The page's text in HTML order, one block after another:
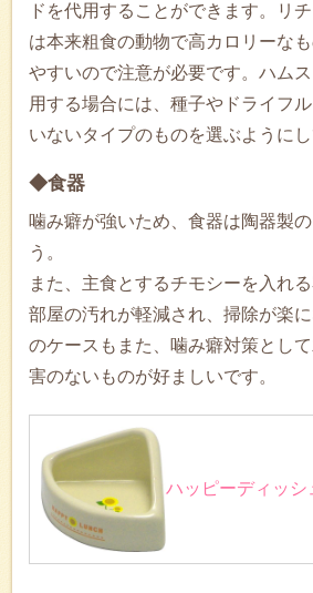
ドを代用することができます。リ
は本来粗食の動物で高カロリーな
やすいので注意が必要です。ハム
用する場合には、種子やドライフ
いないタイプのものを選ぶようにし
◆食器
噛み癖が強いため、食器は陶器製
う。
また、主食とするチモシーを入れ
部屋の汚れが軽減され、掃除が楽
のケースもまた、噛み癖対策とし
害のないものが好ましいです。
ハッピーディッシ